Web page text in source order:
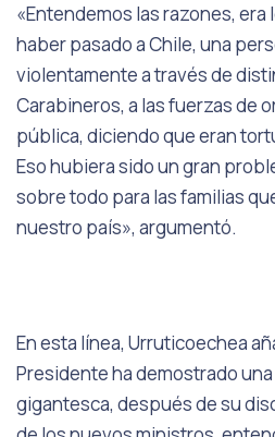
«Entendemos las razones, era
haber pasado a Chile, una
violentamente a través de
Carabineros, a las fuerzas de
pública, diciendo que eran
Eso hubiera sido un gran
sobre todo para las familias
nuestro país», argumentó.
En esta línea, Urruticoechea
Presidente ha demostrado
gigantesca, después de su